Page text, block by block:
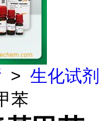
> 生化试剂
苯